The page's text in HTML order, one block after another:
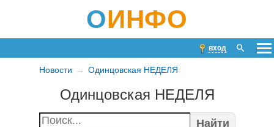
ОИНФО
вход
Новости Одинцовская НЕДЕЛЯ
Одинцовская НЕДЕЛЯ
Найти